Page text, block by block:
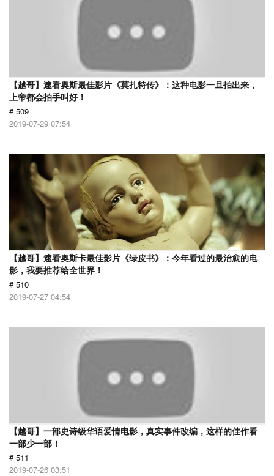
【越哥】速看奥斯最佳影片《莫扎特传》：这种电影一旦拍出来，
上帝都会拍手叫好！
# 509
2019-07-29 07:54
【越哥】速看奥斯卡最佳影片《绿皮书》：今年看过的最治愈的电
影，我要推荐给全世界！
# 510
2019-07-27 04:54
【越哥】一部史诗级华语爱情电影，真实事件改编，这样的佳作看
一部少一部！
# 511
2019-07-26 03:51